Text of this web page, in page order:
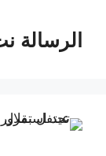
المحتوىالرسالة